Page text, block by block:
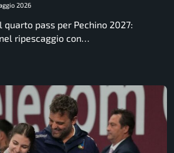
2026
quarto pass per Pechino 2027:
ripescaggio con…